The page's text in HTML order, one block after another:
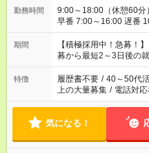
勤務時間
9:00～18:00（休憩60分） ■ご希望があれば下記シフトも
早番 7:00～16:00 遅番 10:00～19:00 「
い」 「余裕を持って夕
たくない」 など、ご希望を教
の方へ 今ご覧のお仕事
の勤務時間。 合計で週
期間
【積極採用中！急募！
募から最短2～3日後の
特徴 履歴書不要 / 40～50代
上の大量募集 / 電話対応
気になる！